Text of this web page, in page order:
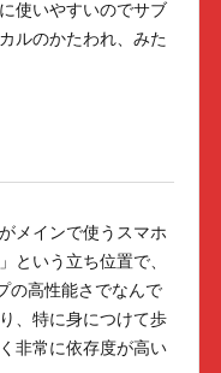
使いやすいのでサブ
ルのかたわれ、みた
メインで使うスマホ
という立ち位置で、
の高性能さでなんで
、特に身につけて歩
非常に依存度が高い